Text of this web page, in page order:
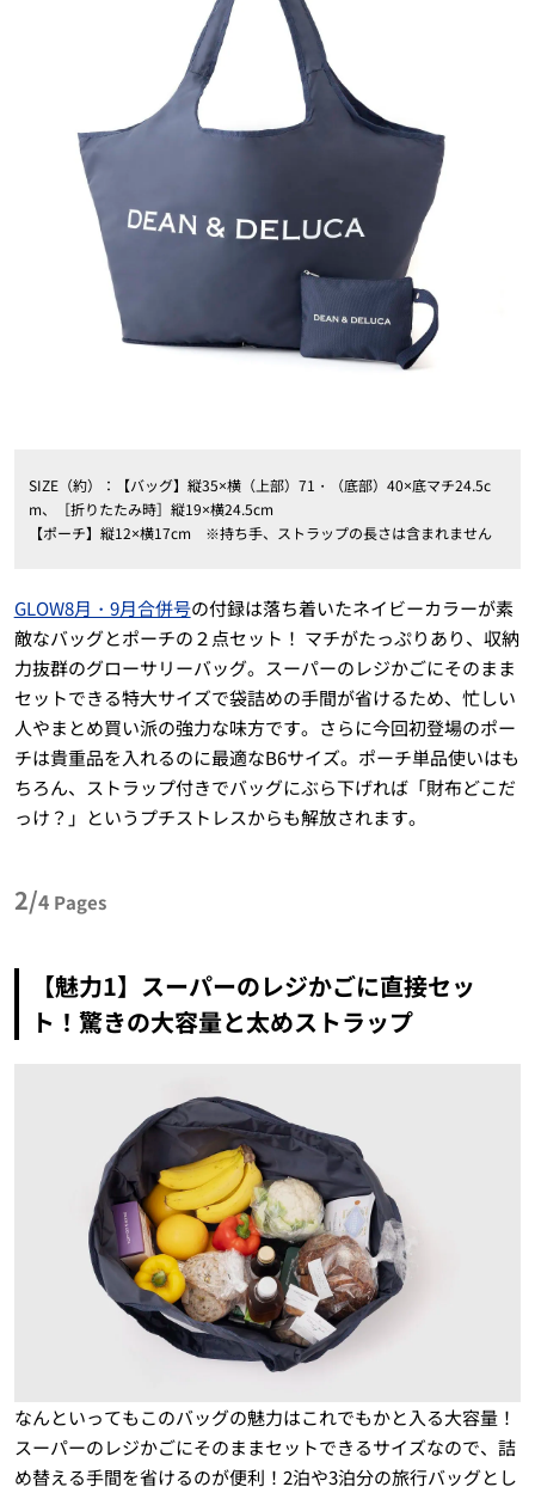
SIZE（約）：【バッグ】縦35×横（上部）71・（底部）40×底マチ24.5c
m、［折りたたみ時］縦19×横24.5cm
【ポーチ】縦12×横17cm ※持ち手、ストラップの長さは含まれません
GLOW8月・9月合併号の付録は落ち着いたネイビーカラーが素
敵なバッグとポーチの２点セット！ マチがたっぷりあり、収納
力抜群のグローサリーバッグ。スーパーのレジかごにそのまま
セットできる特大サイズで袋詰めの手間が省けるため、忙しい
人やまとめ買い派の強力な味方です。さらに今回初登場のポー
チは貴重品を入れるのに最適なB6サイズ。ポーチ単品使いはも
ちろん、ストラップ付きでバッグにぶら下げれば「財布どこだ
っけ？」というプチストレスからも解放されます。
2/4 Pages
【魅力1】スーパーのレジかごに直接セッ
ト！驚きの大容量と太めストラップ
なんといってもこのバッグの魅力はこれでもかと入る大容量！
スーパーのレジかごにそのままセットできるサイズなので、詰
め替える手間を省けるのが便利！2泊や3泊分の旅行バッグとし